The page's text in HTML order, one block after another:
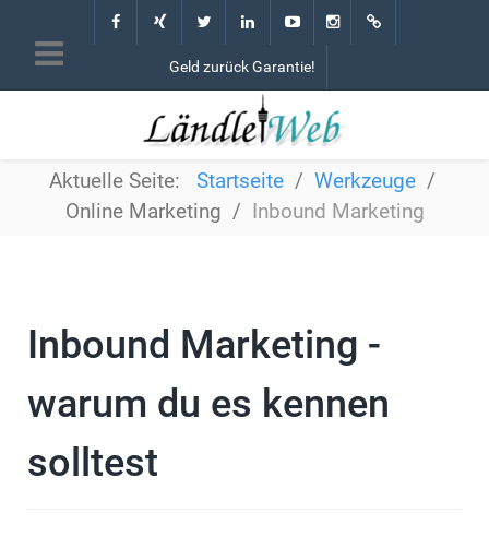
Geld zurück Garantie!
Aktuelle Seite: Startseite
Werkzeuge
Online Marketing
Inbound Marketing
Inbound Marketing -
warum du es kennen
solltest